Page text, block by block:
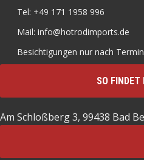
Tel: +49 171 1958 996
Mail: info@hotrodimports.de
Besichtigungen nur nach
SO FINDET
Am Schloßberg 3, 99438 Bad